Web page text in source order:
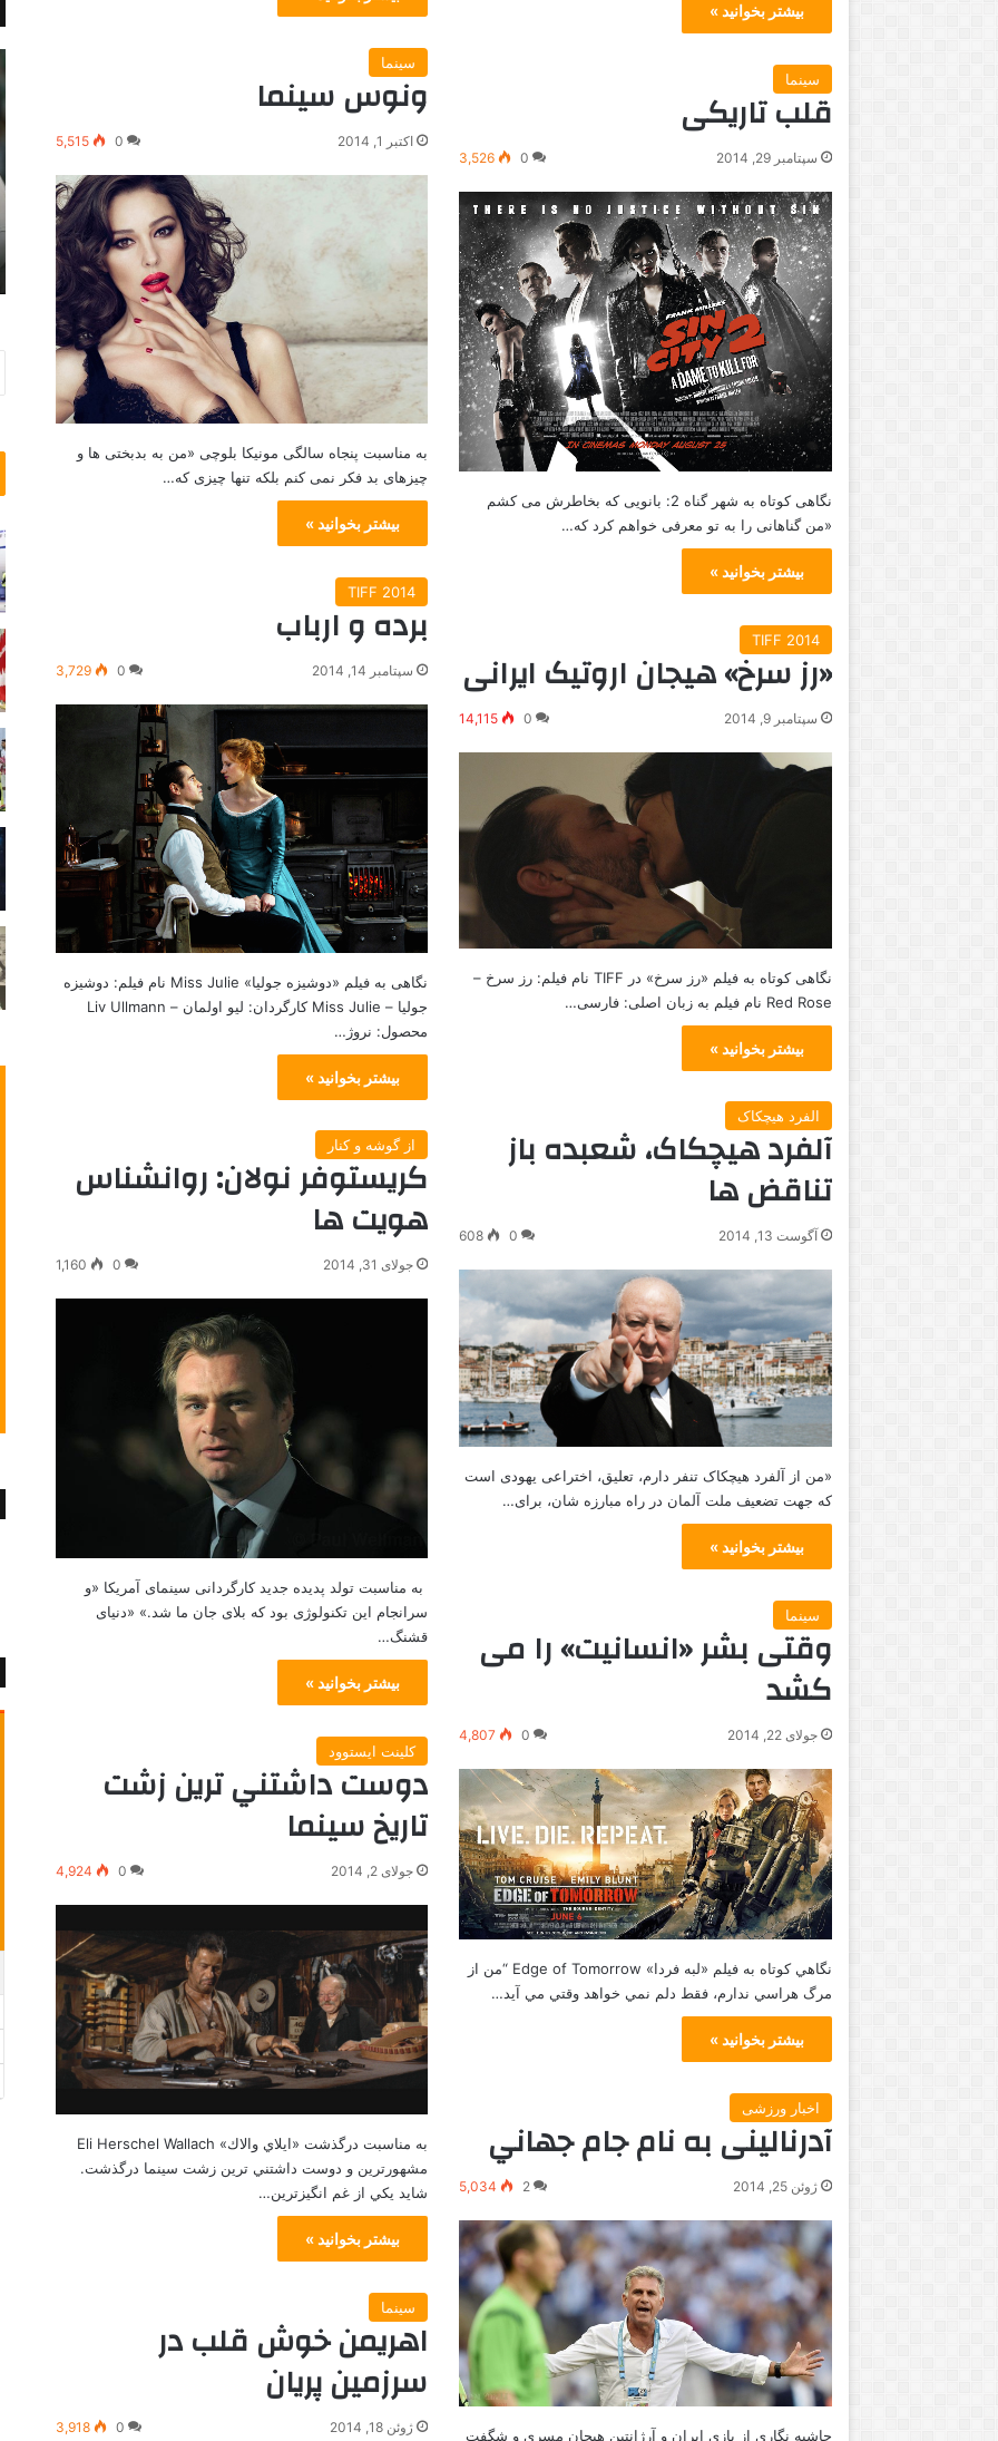
بیشتر بخوانید »
سینما
ونوس سینما
اکتبر 1, 2014 0
5,515
به مناسبت پنجاه سالگی مونیکا بلوچی «من به بدبختی ها و
چیزهای بد فکر نمی کنم بلکه تنها چیزی که…
بیشتر بخوانید »
سینما
قلب تاریکی
سپتامبر 29, 2014 0
3,526
نگاهی کوتاه به شهر گناه 2: بانویی که بخاطرش می کشم
«من گناهانی را به تو معرفی خواهم کرد که…
بیشتر بخوانید »
TIFF 2014
برده و ارباب
سپتامبر 14, 2014 0
3,729
نگاهی به فیلم «دوشیزه جولیا» Miss Julie نام فیلم: دوشیزه
جولیا – Miss Julie کارگردان: لیو اولمان – Liv Ullmann
محصول: نروژ…
بیشتر بخوانید »
TIFF 2014
«رز سرخ» هیجان اروتیک ایرانی
سپتامبر 9, 2014 0
14,115
نگاهی کوتاه به فیلم «رز سرخ» در TIFF نام فیلم: رز سرخ –
Red Rose نام فیلم به زبان اصلی: فارسی…
بیشتر بخوانید »
الفرد هیچکاک
آلفرد هیچکاک، شعبده باز
تناقض ها
آگوست 13, 2014 0
608
«من از آلفرد هیچکاک تنفر دارم، تعلیق، اختراعی یهودی است
که جهت تضعیف ملت آلمان در راه مبارزه شان، برای…
بیشتر بخوانید »
از گوشه و کنار
کریستوفر نولان: روانشناس
هویت ها
جولای 31, 2014 0
1,160
به مناسبت تولد پدیده جدید کارگردانی سینمای آمریکا «و
سرانجام این تکنولوژی بود که بلای جان ما شد.» «دنیای
قشنگ…
بیشتر بخوانید »
سینما
وقتی بشر «انسانیت» را می
کشد
جولای 22, 2014 0
4,807
نگاهي كوتاه به فيلم «لبه فردا» Edge of Tomorrow “من از
مرگ هراسي ندارم، فقط دلم نمي خواهد وقتي مي آيد…
بیشتر بخوانید »
کلینت ایستوود
دوست داشتني ترين زشت
تاريخ سينما
جولای 2, 2014 0
4,924
به مناسبت درگذشت «ايلاي والاك» Eli Herschel Wallach
مشهورترين و دوست داشتني ترين زشت سينما درگذشت.
شايد يكي از غم انگيزترين…
بیشتر بخوانید »
اخبار ورزشی
آدرنالینی به نام جام جهاني
ژوئن 25, 2014 2
5,034
حاشیه نگاری از بازی ايران و آرژانتين هيجان مسري و شگفت
سینما
اهريمن خوش قلب در
سرزمين پريان
ژوئن 18, 2014 0
3,918
آنها که در جنگ بوده‌اند
ی
ن
و
ی
ل
ی
ا
م
ز
ا
ی
ر
ن
ی
ب
د
سپتامبر 2, 2014
اگر رابین ویلیامز ایرانی بود!
ک
ی
س
ه
اشک های پسرک ده ساله
ل
ق
ا
ن
د